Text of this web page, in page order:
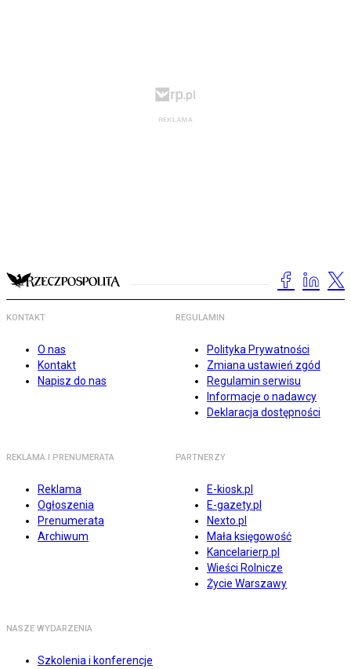
KONTAKT
O nas
Kontakt
Napisz do nas
REGULAMIN
Polityka Prywatności
Zmiana ustawień zgód
Regulamin serwisu
Informacje o nadawcy
Deklaracja dostępności
REKLAMA I PRENUMERATA
Reklama
Ogłoszenia
Prenumerata
Archiwum
PARTNERZY
E-kiosk.pl
E-gazety.pl
Nexto.pl
Mała księgowość
Kancelarierp.pl
Wieści Rolnicze
Życie Warszawy
NASZE WYDARZENIA
Szkolenia i konferencje